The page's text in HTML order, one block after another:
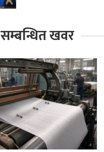
सम्बन्धित खवर